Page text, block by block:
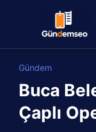
Gündem
Buca
Çaplı